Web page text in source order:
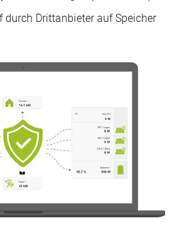
durch Drittanbieter auf Speicher